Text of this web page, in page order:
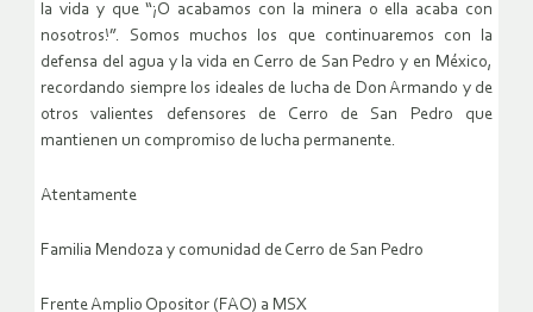
la vida y que “¡O acabamos con la minera o ella acaba con
nosotros!”. Somos muchos los que continuaremos con la
defensa del agua y la vida en Cerro de San Pedro y en México,
recordando siempre los ideales de lucha de Don Armando y de
otros valientes defensores de Cerro de San Pedro que
mantienen un compromiso de lucha permanente.
Atentamente
Familia Mendoza y comunidad de Cerro de San Pedro
Frente Amplio Opositor (FAO) a MSX